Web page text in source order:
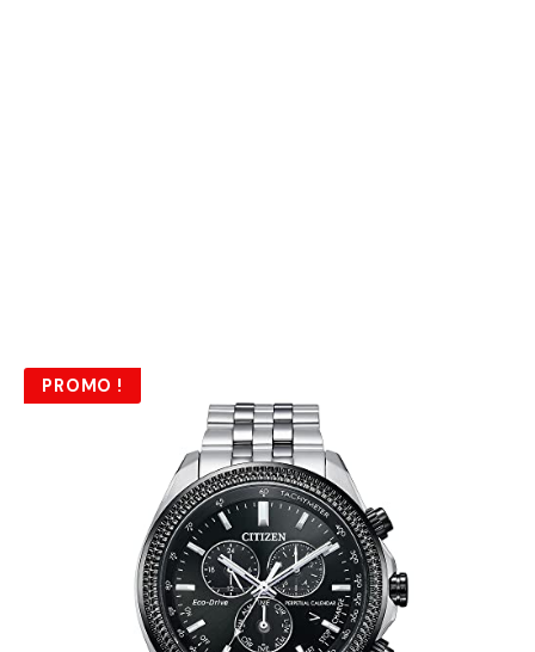
PROMO !